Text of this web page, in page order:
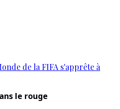
de la FIFA s'apprête à
le rouge